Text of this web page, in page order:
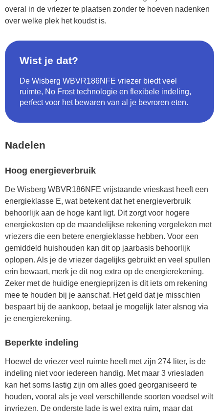
overal in de vriezer te plaatsen zonder te hoeven nadenken
over welke plek het koudst is.
Wist je dat?
De Wisberg WBVR186NFE vriezer biedt veel
ruimte, No Frost technologie en flexibele indeling,
perfect voor het bewaren van al je bevroren eten.
Nadelen
Hoog energieverbruik
De Wisberg WBVR186NFE vrijstaande vrieskast heeft een
energieklasse E, wat betekent dat het energieverbruik
behoorlijk aan de hoge kant ligt. Dit zorgt voor hogere
energiekosten op de maandelijkse rekening vergeleken met
vriezers die een betere energieklasse hebben. Voor een
gemiddeld huishouden kan dit op jaarbasis behoorlijk
oplopen. Als je de vriezer dagelijks gebruikt en veel spullen
erin bewaart, merk je dit nog extra op de energierekening.
Zeker met de huidige energieprijzen is dit iets om rekening
mee te houden bij je aanschaf. Het geld dat je misschien
bespaart bij de aankoop, betaal je mogelijk later alsnog via
je energierekening.
Beperkte indeling
Hoewel de vriezer veel ruimte heeft met zijn 274 liter, is de
indeling niet voor iedereen handig. Met maar 3 vriesladen
kan het soms lastig zijn om alles goed georganiseerd te
houden, vooral als je veel verschillende soorten voedsel wilt
invriezen. De onderste lade is wel extra ruim, maar dat